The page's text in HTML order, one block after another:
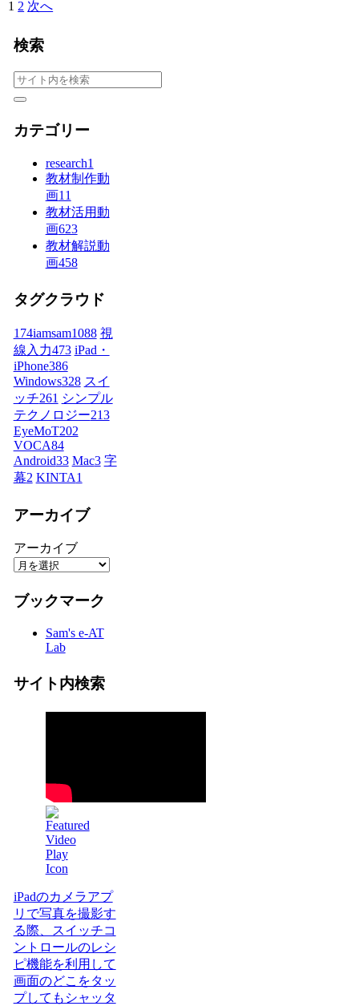
1 2 次へ
検索
カテゴリー
research1
教材制作動
画11
教材活用動
画623
教材解説動
画458
タグクラウド
174iamsam1088 視
線入力473 iPad・
iPhone386
Windows328 スイ
ッチ261 シンプル
テクノロジー213
EyeMoT202
VOCA84
Android33 Mac3 字
幕2 KINTA1
アーカイブ
アーカイブ
ブックマーク
Sam's e-AT
Lab
サイト内検索
iPadのカメラアプ
リで写真を撮影す
る際、スイッチコ
ントロールのレシ
ピ機能を利用して
画面のどこをタッ
プしてもシャッタ